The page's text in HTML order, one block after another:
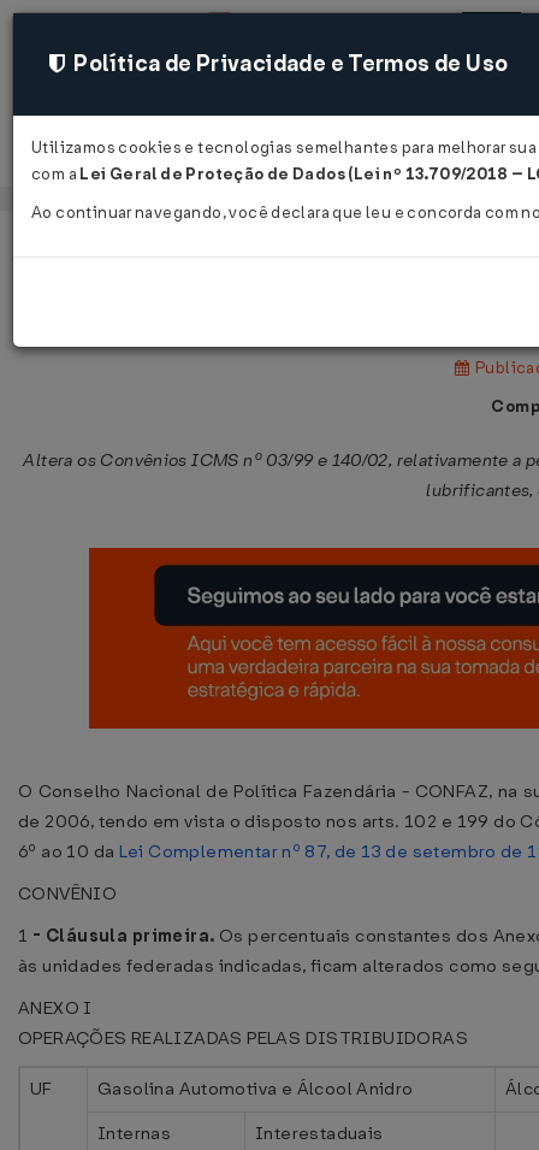
Acessar
Altera os Convênios ICMS nº 03/99 e 140/02, relativamente a
lubrificantes,
O Conselho Nacional de Política Fazendária - CONFAZ, na
de 2006, tendo em vista o disposto nos arts. 102 e 199 do
6º ao 10 da Lei Complementar nº 87, de 13 de setembro de
CONVÊNIO
1 - Cláusula primeira. Os percentuais constantes dos
às unidades federadas indicadas, ficam alterados como
ANEXO I
OPERAÇÕES REALIZADAS PELAS DISTRIBUIDORAS
UF Gasolina Automotiva e Álcool Anidro
Internas
Interestaduais
Política de Privacidade e Termos de Uso
Utilizamos cookies e tecnologias semelhantes para melhorar
com a Lei Geral de Proteção de Dados (Lei nº 13.709/2018 –
Ao continuar navegando, você declara que leu e concorda com